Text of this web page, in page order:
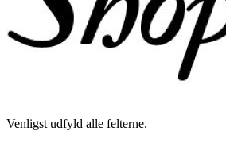
Venligst udfyld alle felterne.